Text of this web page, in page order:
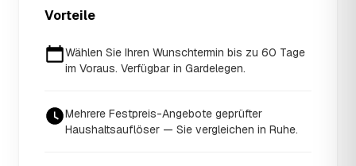
Vorteile
Wählen Sie Ihren Wunschtermin bis zu 60 Tage
im Voraus. Verfügbar in Gardelegen.
Mehrere Festpreis-Angebote geprüfter
Haushaltsauflöser — Sie vergleichen in Ruhe.